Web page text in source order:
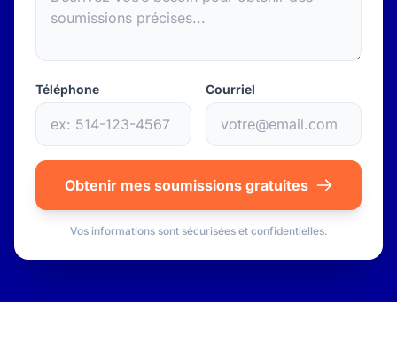
Téléphone Courriel
Obtenir mes soumissions gratuites
Vos informations sont sécurisées et confidentielles.